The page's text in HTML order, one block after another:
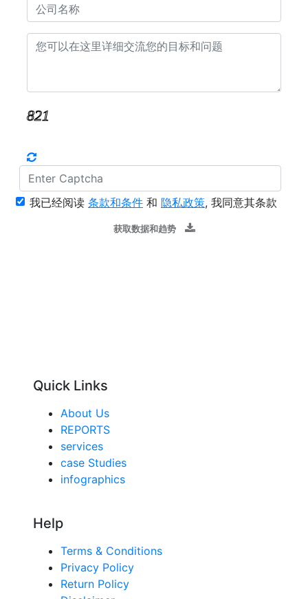
我已经阅读 条款和条件 和 隐私政策, 我同意其条款
获取数据和趋势
Quick Links
About Us
REPORTS
services
case Studies
infographics
Help
Terms & Conditions
Privacy Policy
Return Policy